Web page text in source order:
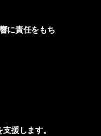
に責任をもち
援します。